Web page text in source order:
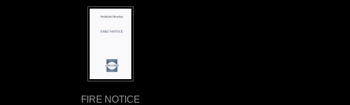
FIRE NOTICE